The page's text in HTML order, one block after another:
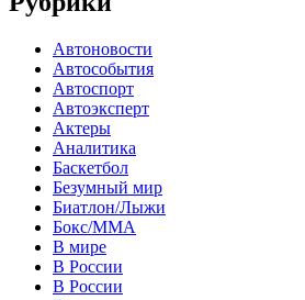
Автоновости
Автособытия
Автоспорт
Автоэксперт
Актеры
Аналитика
Баскетбол
Безумный мир
Биатлон/Лыжи
Бокс/MMA
В мире
В России
В России